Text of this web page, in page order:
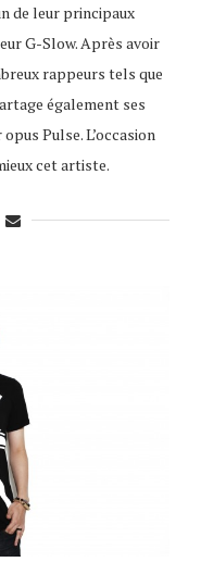
de leur principaux
G-Slow. Après avoir
rappeurs tels que
également ses
Pulse. L’occasion
cet artiste.